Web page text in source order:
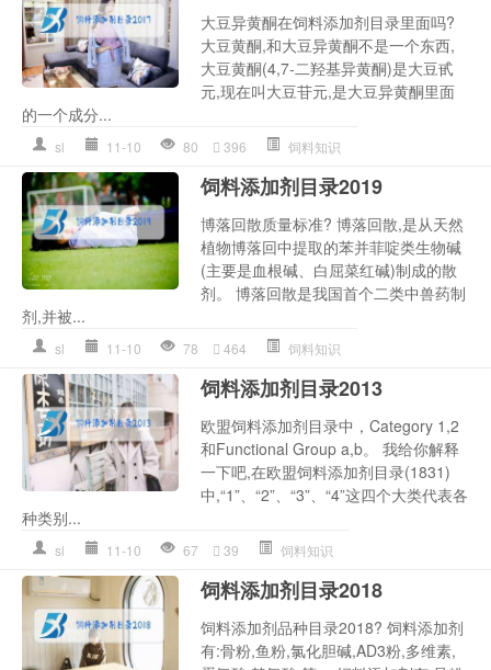
大豆异黄酮在饲料添加剂目录里面吗?
大豆黄酮,和大豆异黄酮不是一个东西,
大豆黄酮(4,7-二羟基异黄酮)是大豆甙
元,现在叫大豆苷元,是大豆异黄酮里面
的一个成分...
sl 11-10 80 396 饲料知识
饲料添加剂目录2019
博落回散质量标准? 博落回散,是从天然
植物博落回中提取的苯并菲啶类生物碱
(主要是血根碱、白屈菜红碱)制成的散
剂。 博落回散是我国首个二类中兽药制
剂,并被...
sl 11-10 78 464 饲料知识
饲料添加剂目录2013
欧盟饲料添加剂目录中，Category 1,2
和Functional Group a,b。 我给你解释
一下吧,在欧盟饲料添加剂目录(1831)
中,“1”、“2”、“3”、“4”这四个大类代表各
种类别...
sl 11-10 67 39 饲料知识
饲料添加剂目录2018
饲料添加剂品种目录2018? 饲料添加剂
有:骨粉,鱼粉,氯化胆碱,AD3粉,多维素,